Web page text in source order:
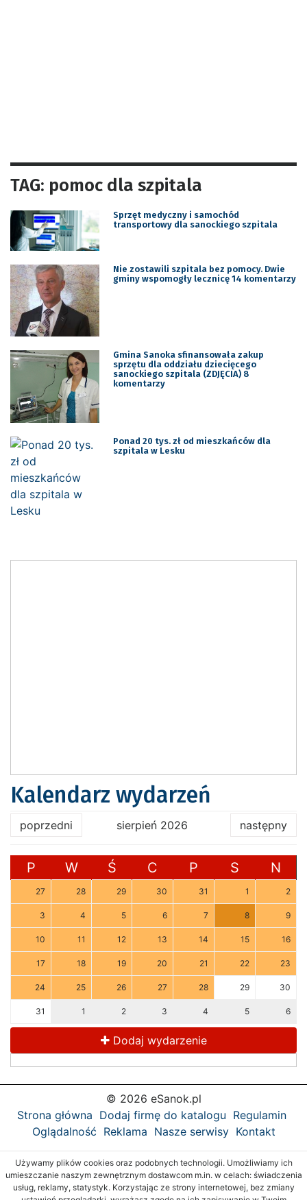
TAG: pomoc dla szpitala
Sprzęt medyczny i samochód
transportowy dla sanockiego szpitala
Nie zostawili szpitala bez pomocy. Dwie
gminy wspomogły lecznicę 14 komentarzy
Gmina Sanoka sfinansowała zakup
sprzętu dla oddziału dziecięcego
sanockiego szpitala (ZDJĘCIA) 8
komentarzy
Ponad 20 tys. zł od mieszkańców dla
szpitala w Lesku
Kalendarz wydarzeń
poprzedni sierpień 2026 następny
P W Ś C P S N
27 28 29 30 31 1 2
3 4 5 6 7 8 9
10 11 12 13 14 15 16
17 18 19 20 21 22 23
24 25 26 27 28 29 30
31 1 2 3 4 5 6
Dodaj wydarzenie
© 2026 eSanok.pl
Strona główna Dodaj firmę do katalogu Regulamin
Oglądalność Reklama Nasze serwisy Kontakt
Używamy plików cookies oraz podobnych technologii. Umożliwiamy ich
umieszczanie naszym zewnętrznym dostawcom m.in. w celach: świadczenia
usług, reklamy, statystyk. Korzystając ze strony internetowej, bez zmiany